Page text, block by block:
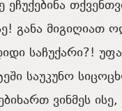
განა მიგიღიათ
საჩუქარი?!
საუკუნო
ვინმეს